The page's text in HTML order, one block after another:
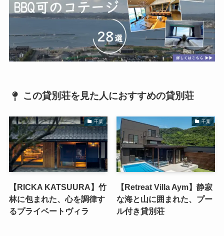
この貸別荘を見た人におすすめの貸別荘
千葉
【RICKA KATSUURA】竹
林に包まれた、心を調律す
るプライベートヴィラ
千葉
【Retreat Villa Aym】静寂
な海と山に囲まれた、プー
ル付き貸別荘